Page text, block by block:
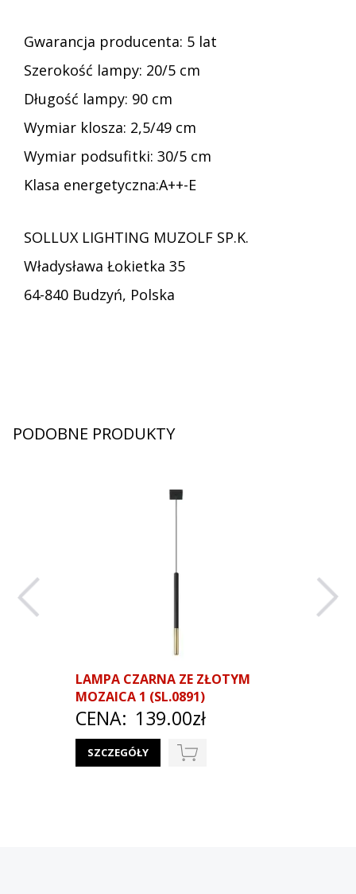
Gwarancja producenta: 5 lat
Szerokość lampy: 20/5 cm
Długość lampy: 90 cm
Wymiar klosza: 2,5/49 cm
Wymiar podsufitki: 30/5 cm
Klasa energetyczna:A++-E
SOLLUX LIGHTING MUZOLF SP.K.
Władysława Łokietka 35
64-840 Budzyń, Polska
PODOBNE PRODUKTY
LAMPA CZARNA ZE ZŁOTYM
MOZAICA 1 (SL.0891)
CENA: 139.00zł
SZCZEGÓŁY